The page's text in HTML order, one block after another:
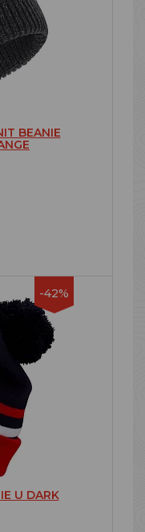
BEANIE
-42%
U DARK